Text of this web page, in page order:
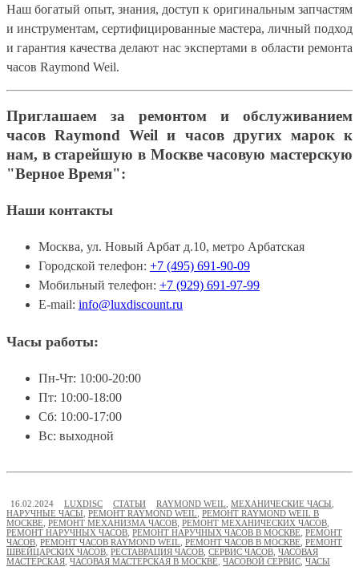
Наш богатый опыт, знания, доступ к оригинальным запчастям
и инструментам, сертифицированные мастера, личный подход
и гарантия качества делают нас экспертами в области ремонта
часов Raymond Weil.
Приглашаем за ремонтом и обслуживанием
часов Raymond Weil и часов других марок к
нам, в старейшую в Москве часовую мастерскую
"Верное Время":
Наши контакты
Москва, ул. Новый Арбат д.10, метро Арбатская
Городской телефон: +7 (495) 691-90-09
Мобильный телефон: +7 (929) 691-97-99
E-mail: info@luxdiscount.ru
Часы работы:
Пн-Чт: 10:00-20:00
Пт: 10:00-18:00
Сб: 10:00-17:00
Вс: выходной
16.02.2024 LUXDISC СТАТЬИ RAYMOND WEIL МЕХАНИЧЕСКИЕ ЧАСЫ
НАРУЧНЫЕ ЧАСЫ РЕМОНТ RAYMOND WEIL РЕМОНТ RAYMOND WEIL В
МОСКВЕ РЕМОНТ МЕХАНИЗМА ЧАСОВ РЕМОНТ МЕХАНИЧЕСКИХ ЧАСОВ
РЕМОНТ НАРУЧНЫХ ЧАСОВ РЕМОНТ НАРУЧНЫХ ЧАСОВ В МОСКВЕ РЕМОНТ
ЧАСОВ РЕМОНТ ЧАСОВ RAYMOND WEIL РЕМОНТ ЧАСОВ В МОСКВЕ РЕМОНТ
ШВЕЙЦАРСКИХ ЧАСОВ РЕСТАВРАЦИЯ ЧАСОВ СЕРВИС ЧАСОВ ЧАСОВАЯ
МАСТЕРСКАЯ ЧАСОВАЯ МАСТЕРСКАЯ В МОСКВЕ ЧАСОВОЙ СЕРВИС ЧАСЫ